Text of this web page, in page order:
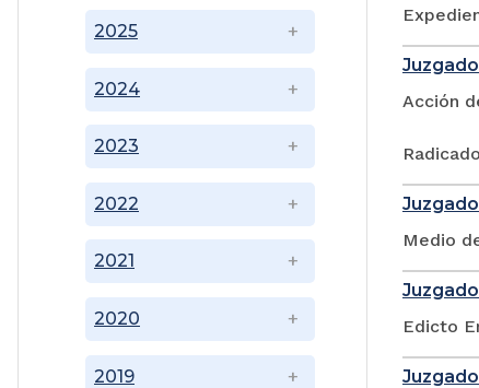
2019
2020
2021
2022
2023
2024
2025
Acción
Medio
Edicto